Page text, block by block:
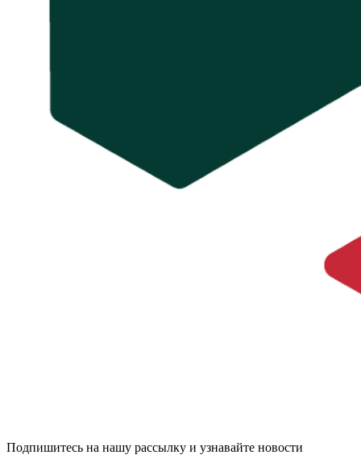
Подпишитесь на нашу рассылку и узнавайте новости